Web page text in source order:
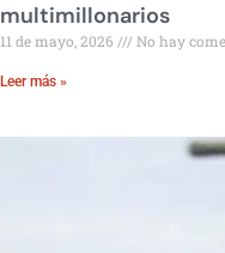
multimillonarios
11 de mayo, 2026 No hay
Leer más »